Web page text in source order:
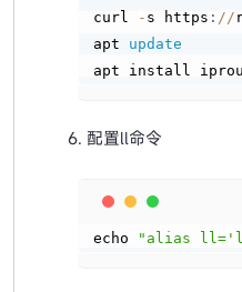
curl
- s https : / /
apt update
apt install
配置ll命令
echo "alias ll='ls